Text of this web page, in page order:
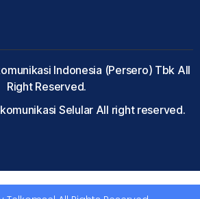
Indonesia (Persero) Tbk All
Right Reserved.
Selular All right reserved.